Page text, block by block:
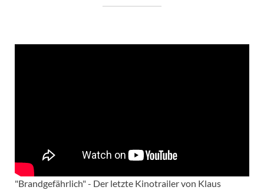
"Brandgefährlich" - Der letzte Kinotrailer von Klaus